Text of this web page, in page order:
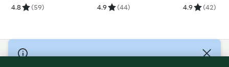
4.8 (59) 4.9 (44) 4.9 (42)
© Copyright 2021-2023 福维克信息科技(上海)有限公司 版权所有